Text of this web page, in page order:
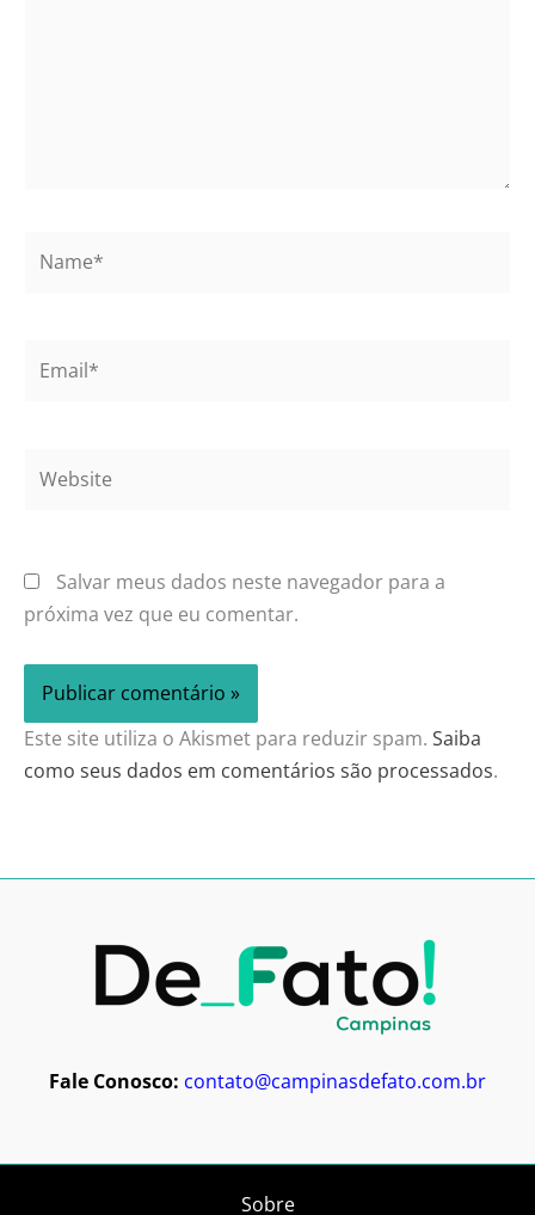
Salvar meus dados neste navegador para a
próxima vez que eu comentar.
Este site utiliza o Akismet para reduzir spam. Saiba
como seus dados em comentários são processados.
Fale Conosco: contato@campinasdefato.com.br
Sobre